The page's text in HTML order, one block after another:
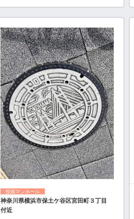
投稿マンホール
神奈川県横浜市保土ケ谷区宮田町３丁目
付近